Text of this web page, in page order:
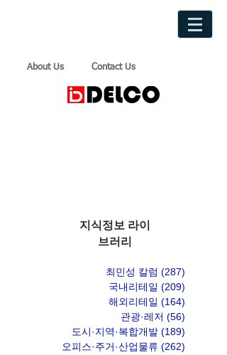
About Us Contact Us
지식정보 라이
브러리
최민성 칼럼 (287)
국내리테일 (209)
해외리테일 (164)
관광·레저 (56)
도시·지역·복합개발 (189)
오피스·주거·산업물류 (262)